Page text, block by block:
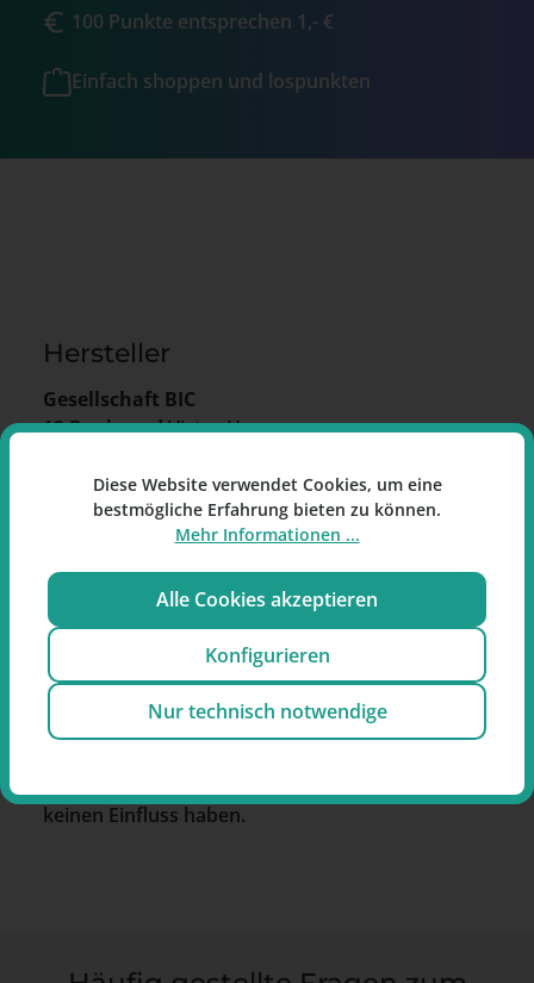
100 Punkte entsprechen 1,- €
Einfach shoppen und lospunkten
Hersteller
Gesellschaft BIC
12 Boulevard Victor Hugo
Frankreich
bic.contact@bicworld.com
Hinweis zum Produkt:
Die abgebildeten Bilder können geringfügig vom
tatsächlichen Produkt abweichen, insbesondere
in Bezug auf Warnhinweise und Warnbilder.
keinen Einfluss haben.
Diese Website verwendet Cookies, um eine
bestmögliche Erfahrung bieten zu können.
Mehr Informationen ...
Alle Cookies akzeptieren
Konfigurieren
Nur technisch notwendige